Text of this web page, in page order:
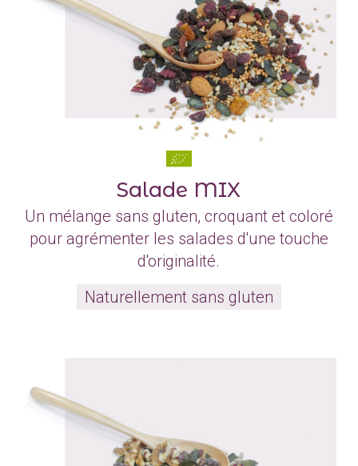
Salade MIX
Un mélange sans gluten, croquant et coloré
pour agrémenter les salades d'une touche
d'originalité.
Naturellement sans gluten